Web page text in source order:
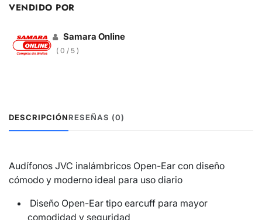
VENDIDO POR
Samara Online
( 0 / 5 )
DESCRIPCIÓNRESEÑAS (0)
Audífonos JVC inalámbricos Open-Ear con diseño
cómodo y moderno ideal para uso diario
Diseño Open-Ear tipo earcuff para mayor
comodidad y seguridad